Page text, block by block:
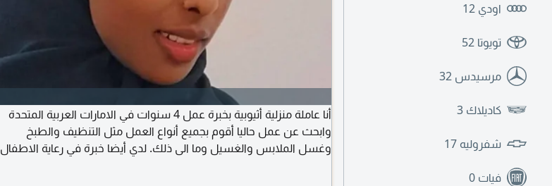
اودي 12
تويوتا 52
مرسيدس 32
كاديلاك 3
شفروليه 17
فيات 0
أنا عاملة منزلية أثيوبية بخبرة عمل 4 سنوات في الامارات العربية المتحدة
وابحث عن عمل حاليا أقوم بجميع أنواع العمل مثل التنظيف والطبخ
وغسل الملابس والغسيل وما الى ذلك. لدي أيضا خبرة في رعاية الاطفال